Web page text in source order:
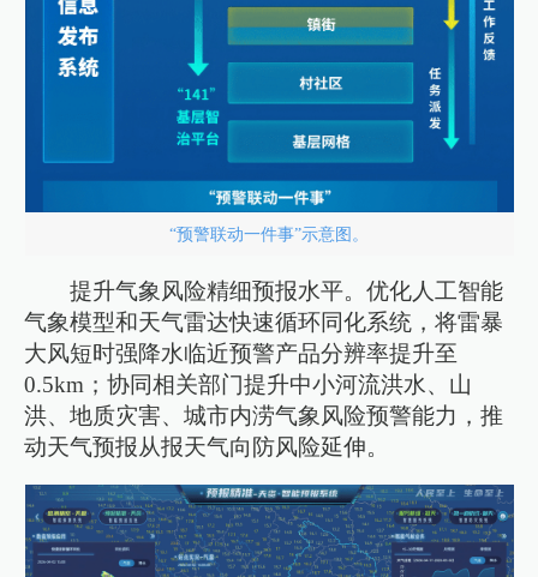
“预警联动一件事”示意图。
提升气象风险精细预报水平。优化人工智能
气象模型和天气雷达快速循环同化系统，将雷暴
大风短时强降水临近预警产品分辨率提升至
0.5km；协同相关部门提升中小河流洪水、山
洪、地质灾害、城市内涝气象风险预警能力，推
动天气预报从报天气向防风险延伸。